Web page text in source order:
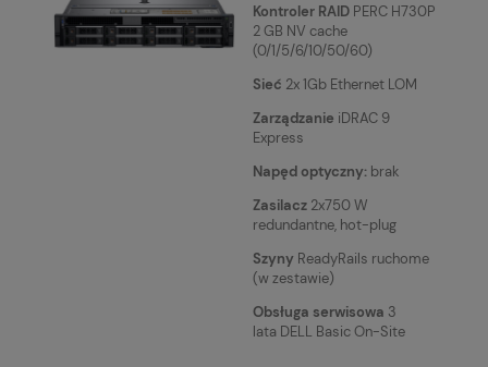
Kontroler RAID PERC H730P
2 GB NV cache
(0/1/5/6/10/50/60)
Sieć 2x 1Gb Ethernet LOM
Zarządzanie iDRAC 9
Express
Napęd optyczny: brak
Zasilacz 2x750 W
redundantne, hot-plug
Szyny ReadyRails ruchome
(w zestawie)
Obsługa serwisowa 3
lata DELL Basic On-Site